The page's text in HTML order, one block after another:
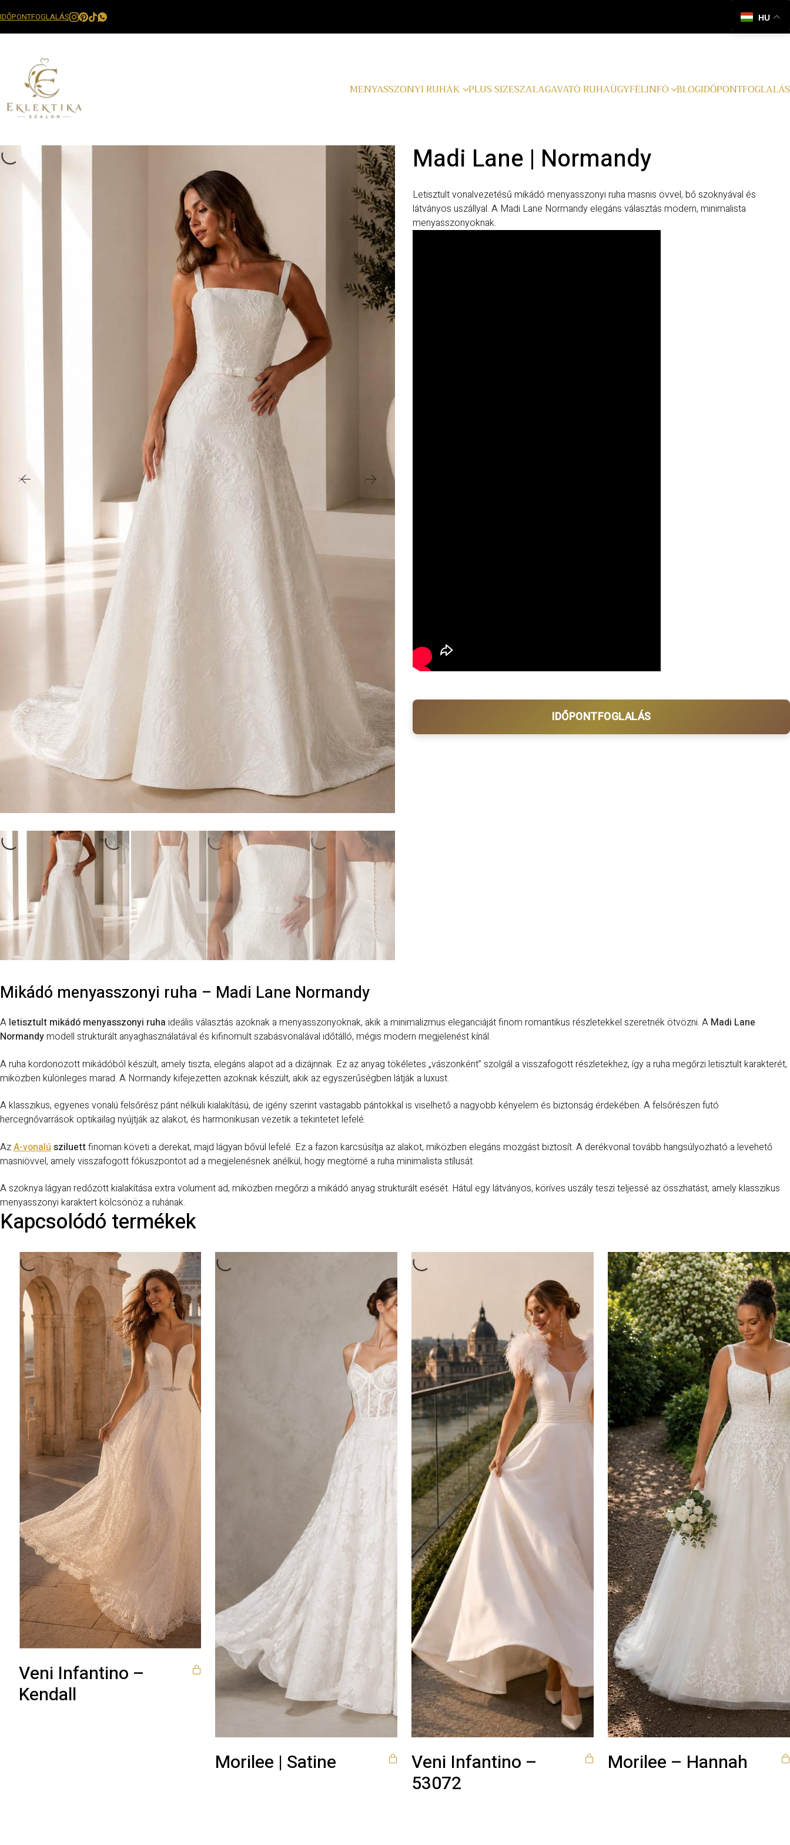
IDŐPONTFOGLALÁS HU
MENYASSZONYI RUHÁK PLUS SIZESZALAGAVATÓ RUHAÜGYFÉLINFÓ BLOGIDŐPONTFOGLALÁS
Madi Lane | Normandy
Letisztult vonalvezetésű mikádó menyasszonyi ruha masnis övvel, bő szoknyával és
látványos uszállyal. A Madi Lane Normandy elegáns választás modern, minimalista
menyasszonyoknak.
IDŐPONTFOGLALÁS
Mikádó menyasszonyi ruha – Madi Lane Normandy
A letisztult mikádó menyasszonyi ruha ideális választás azoknak a menyasszonyoknak, akik a minimalizmus eleganciáját finom romantikus részletekkel szeretnék ötvözni. A Madi Lane
Normandymodell strukturált anyaghasználatával és kifinomult szabásvonalával időtálló, mégis modern megjelenést kínál.
A ruha kordonozott mikádóból készült, amely tiszta, elegáns alapot ad a dizájnnak. Ez az anyag tökéletes „vászonként” szolgál a visszafogott részletekhez, így a ruha megőrzi letisztult karakterét,
miközben különleges marad. A Normandy kifejezetten azoknak készült, akik az egyszerűségben látják a luxust.
A klasszikus, egyenes vonalú felsőrész pánt nélküli kialakítású, de igény szerint vastagabb pántokkal is viselhető a nagyobb kényelem és biztonság érdekében. A felsőrészen futó
hercegnővarrások optikailag nyújtják az alakot, és harmonikusan vezetik a tekintetet lefelé.
AzA-vonalú sziluettfinoman követi a derekat, majd lágyan bővül lefelé. Ez a fazon karcsúsítja az alakot, miközben elegáns mozgást biztosít. A derékvonal tovább hangsúlyozható a levehető
masniövvel, amely visszafogott fókuszpontot ad a megjelenésnek anélkül, hogy megtörné a ruha minimalista stílusát.
A szoknya lágyan redőzött kialakítása extra volument ad, miközben megőrzi a mikádó anyag strukturált esését. Hátul egy látványos, köríves uszály teszi teljessé az összhatást, amely klasszikus
menyasszonyi karaktert kölcsönöz a ruhának.
Kapcsolódó termékek
Veni Infantino –
Kendall
Morilee | Satine
Veni Infantino –
53072
Morilee – Hannah